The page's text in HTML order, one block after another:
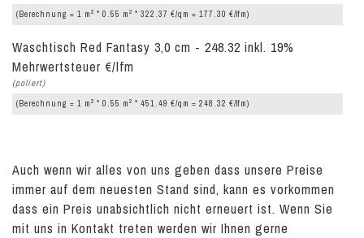
(Berechnung = 1 m 2 * 0.55 m 2 * 322.37 €/qm = 177.30 €/lfm)
Waschtisch Red Fantasy 3,0 cm - 248.32 inkl. 19%
Mehrwertsteuer €/lfm
(poliert)
(Berechnung = 1 m 2 * 0.55 m 2 * 451.49 €/qm = 248.32 €/lfm)
Auch wenn wir alles von uns geben dass unsere Preise
immer auf dem neuesten Stand sind, kann es vorkommen
dass ein Preis unabsichtlich nicht erneuert ist. Wenn Sie
mit uns in Kontakt treten werden wir Ihnen gerne